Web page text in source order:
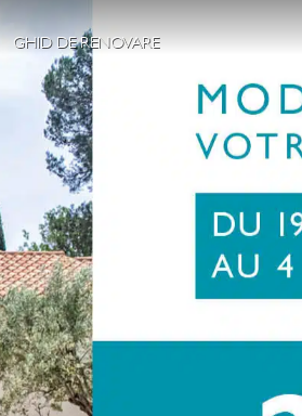
GHID DE RENOVARE
Reamenajarea piscinei dvs.
Scurgeri la piscină